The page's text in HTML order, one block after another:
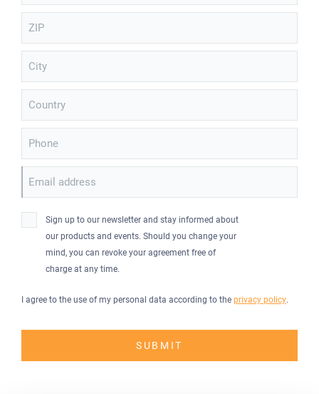
ZIP
City
Country
Phone
Email address
Sign up to our newsletter and stay informed about
our products and events. Should you change your
mind, you can revoke your agreement free of
charge at any time.
I agree to the use of my personal data according to the privacy policy.
SUBMIT